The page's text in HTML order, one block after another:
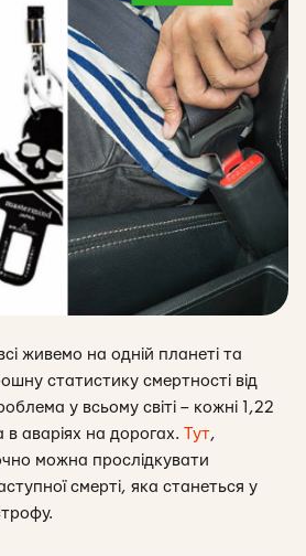
живемо на одній планеті та
статистику смертності від
у всьому світі – кожні 1,22
аваріях на дорогах. Тут,
можна прослідкувати
смерті, яка станеться у